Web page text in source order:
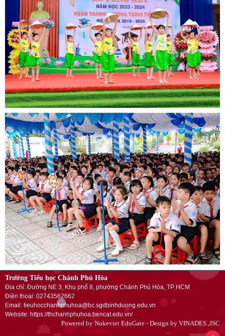
Trường Tiểu học Chánh Phú Hòa
Địa chỉ: Đường NE 3, Khu phố 8, phường Chánh Phú Hòa, TP HCM
Điện thoại: 02743562662
Email: tieuhocchanhphuhoa@bc.sgdbinhduong.edu.vn
Website: https://thchanhphuhoa.bencat.edu.vn/
Powered by Nukeviet EduGate - Design by VINADES.,JSC